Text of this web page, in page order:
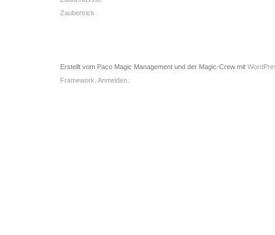
Zaubertrick
Erstellt vom Paco Magic Management und der Magic-Crew mit
Framework Anmelden